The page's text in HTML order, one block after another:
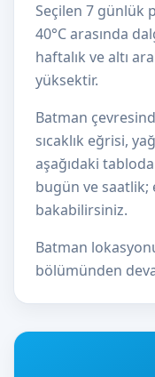
Seçilen 7 günlük
40°C arasında
haftalık ve altı
yüksektir.
Batman
sıcaklık eğrisi,
aşağıdaki tabloda
bugün ve saatlik;
bakabilirsiniz.
Batman
bölümünden